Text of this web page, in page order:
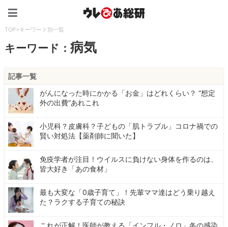
TOP>キーワード別一覧
キーワード：病気
記事一覧
がんになった時にかかる「お金」はどれくらい？ “想定
外の出費”あれこれ
小児科？皮膚科？子どもの「肌トラブル」コロナ禍での
賢い対処法【薬剤師に聞いた】
免疫学者が注目！ウイルスに負けない身体を作るのは、
皆大好き「あの食材」
最も大変な「0歳子育て」！先輩ママ達はどう乗り越え
た？ラクする子育ての秘訣